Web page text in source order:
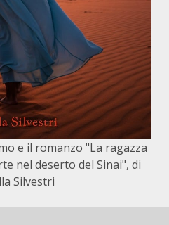
e il romanzo "La ragazza
nel deserto del Sinai", di
Silvestri